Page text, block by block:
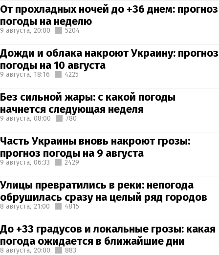
От прохладных ночей до +36 днем: прогноз
погоды на неделю
9 августа, 20:00 5204
Дожди и облака накроют Украину: прогноз
погоды на 10 августа
9 августа, 18:16 4225
Без сильной жары: с какой погоды
начнется следующая неделя
9 августа, 08:00 780
Часть Украины вновь накроют грозы:
прогноз погоды на 9 августа
9 августа, 06:33 2429
Улицы превратились в реки: непогода
обрушилась сразу на целый ряд городов
8 августа, 21:00 4815
До +33 градусов и локальные грозы: какая
погода ожидается в ближайшие дни
8 августа, 20:00 883